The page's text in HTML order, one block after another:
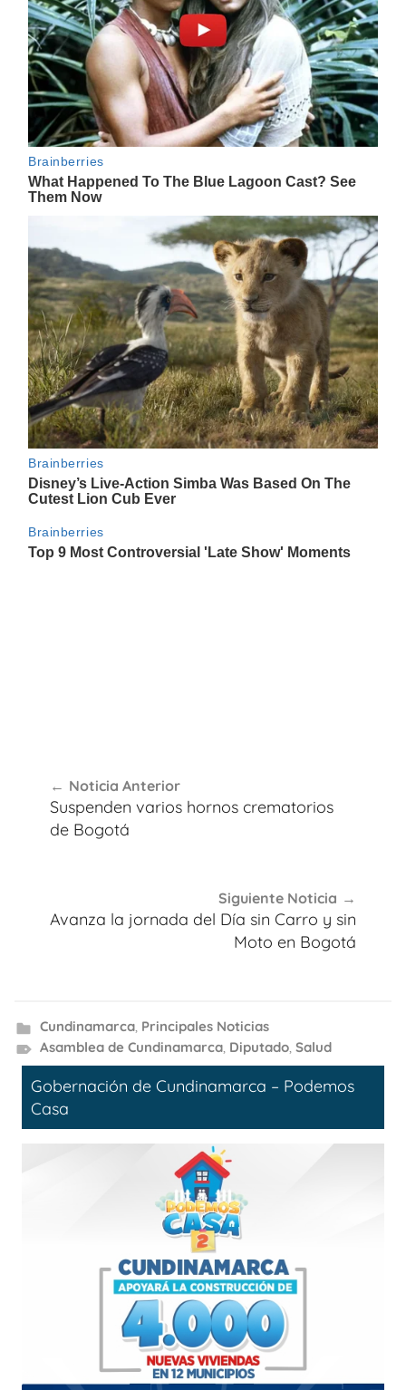
de
entradas
Noticia Anterior
Suspenden varios hornos crematorios
de Bogotá
Siguiente Noticia
Avanza la jornada del Día sin Carro y sin
Moto en Bogotá
Cundinamarca, Principales Noticias
Asamblea de Cundinamarca, Diputado, Salud
Gobernación de Cundinamarca – Podemos
Casa